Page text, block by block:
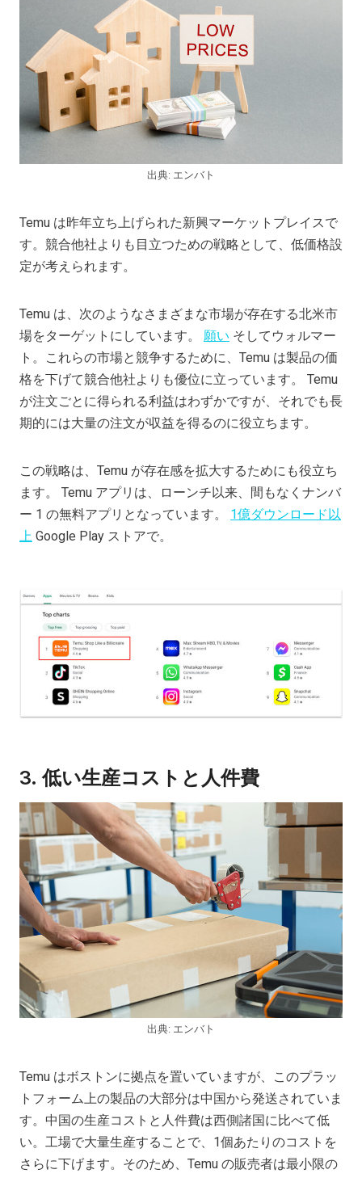
出典: エンバト
Temu は昨年立ち上げられた新興マーケットプレイスで
す。競合他社よりも目立つための戦略として、低価格設
定が考えられます。
Temu は、次のようなさまざまな市場が存在する北米市
場をターゲットにしています。 願い そしてウォルマー
ト。これらの市場と競争するために、Temu は製品の価
格を下げて競合他社よりも優位に立っています。 Temu
が注文ごとに得られる利益はわずかですが、それでも長
期的には大量の注文が収益を得るのに役立ちます。
この戦略は、Temu が存在感を拡大するためにも役立ち
ます。 Temu アプリは、ローンチ以来、間もなくナンバ
ー 1 の無料アプリとなっています。 1億ダウンロード以
上 Google Play ストアで。
3.低い生産コストと人件費
出典: エンバト
Temu はボストンに拠点を置いていますが、このプラッ
トフォーム上の製品の大部分は中国から発送されていま
す。中国の生産コストと人件費は西側諸国に比べて低
い。工場で大量生産することで、1個あたりのコストを
さらに下げます。そのため、Temu の販売者は最小限の